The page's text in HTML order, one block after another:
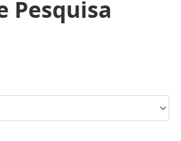
Pesquisa